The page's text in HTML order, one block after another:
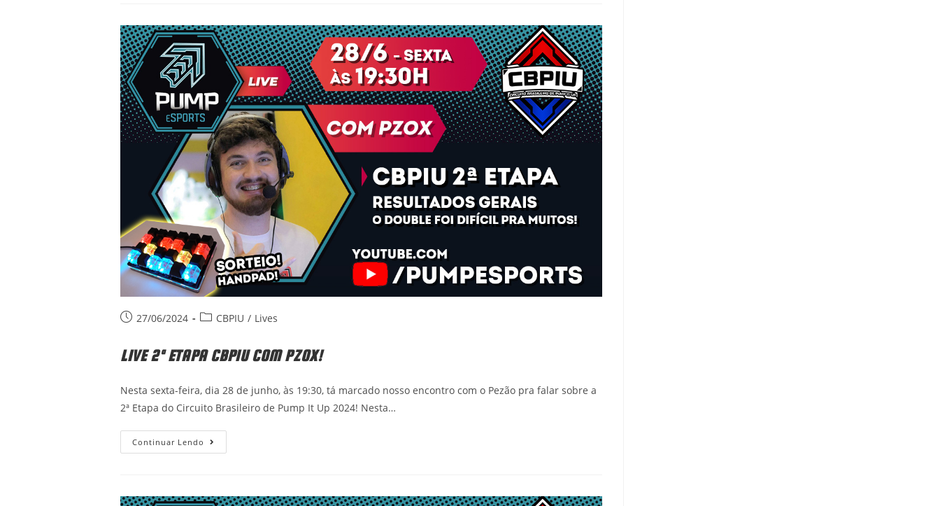
Post27/06/2024
PostCBPIU / Lives
LIVE 2ª ETAPA CBPIU COM PZOX!
Nesta sexta-feira, dia 28 de junho, às 19:30, tá marcado nosso encontro com o Pezão pra falar sobre a
2ª Etapa do Circuito Brasileiro de Pump It Up 2024! Nesta…
Continuar Lendo Live
2ª